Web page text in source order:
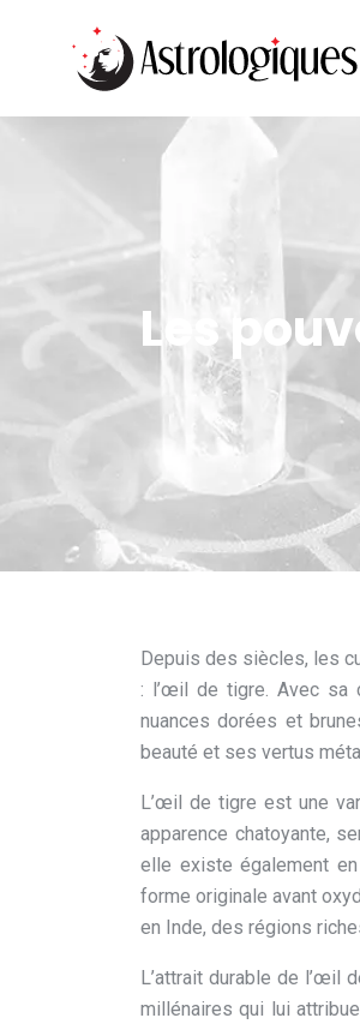
Les
Depuis des siècles, les
: l’œil de tigre. Avec sa
nuances dorées et
beauté et ses vertus
L’œil de tigre est une
apparence chatoyante,
elle existe également
forme originale avant
en Inde, des régions
L’attrait durable de l’œil
millénaires qui lui